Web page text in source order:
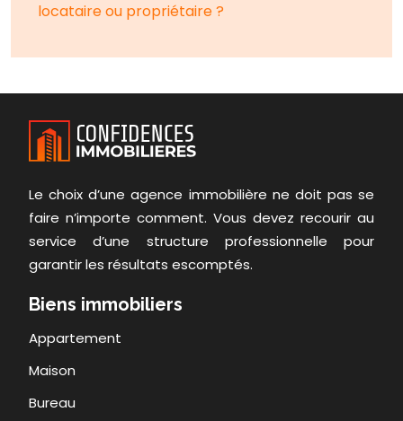
locataire ou propriétaire ?
Le choix d’une agence immobilière ne doit pas se
faire n’importe comment. Vous devez recourir au
service d’une structure professionnelle pour
garantir les résultats escomptés.
Biens immobiliers
Appartement
Maison
Bureau